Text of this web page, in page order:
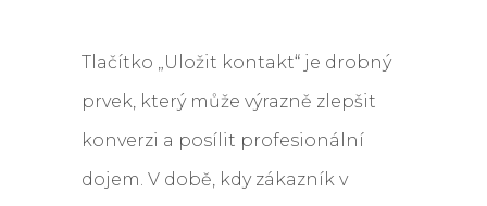
Tlačítko „Uložit kontakt“ je drobný
prvek, který může výrazně zlepšit
konverzi a posílit profesionální
dojem. V době, kdy zákazník v